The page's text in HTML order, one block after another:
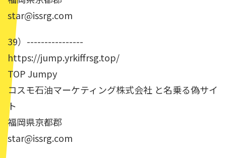
star@issrg.com
39）----------------
https://jump.yrkiffrsg.top/
TOP Jumpy
コスモ石油マーケティング株式会社 と名乗る偽サイ
ト
福岡県京都郡
star@issrg.com